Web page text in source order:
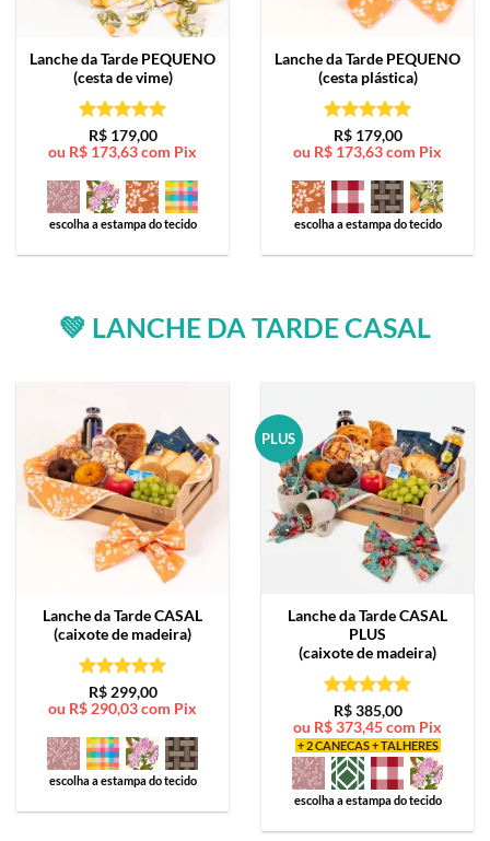
Lanche da Tarde PEQUENO
(cesta de vime)
Avaliação5
de 5
R$179,00
ou R$ 173,63com Pix
escolha a estampa do tecido
Lanche da Tarde PEQUENO
(cesta plástica)
Avaliação5
de 5
R$179,00
ou R$ 173,63com Pix
escolha a estampa do tecido
💚 LANCHE DA TARDE CASAL
Lanche da TardeCASAL
(caixote de madeira)
Avaliação5
de 5
R$299,00
ou R$ 290,03com Pix
escolha a estampa do tecido
PLUS
Lanche da TardeCASAL
PLUS
(caixote de madeira)
Avaliação5
de 5
R$385,00
ou R$373,45com Pix
+ 2 CANECAS + TALHERES
escolha a estampa do tecido